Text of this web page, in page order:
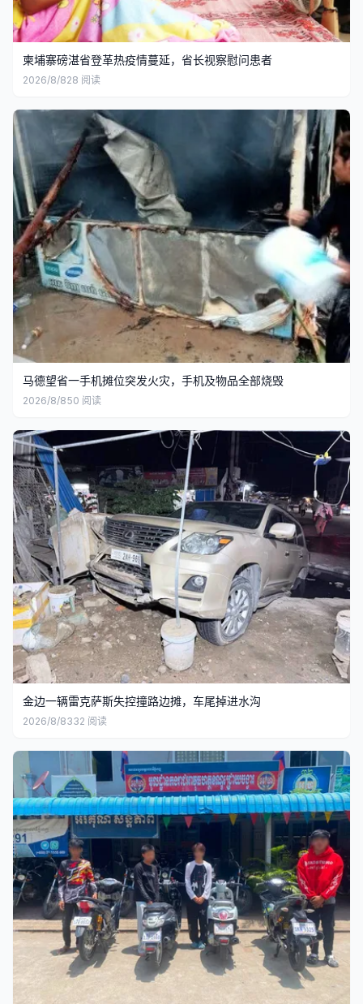
柬埔寨磅湛省登革热疫情蔓延，省长视察慰问患者
2026/8/828 阅读
马德望省一手机摊位突发火灾，手机及物品全部烧毁
2026/8/850 阅读
金边一辆雷克萨斯失控撞路边摊，车尾掉进水沟
2026/8/8332 阅读